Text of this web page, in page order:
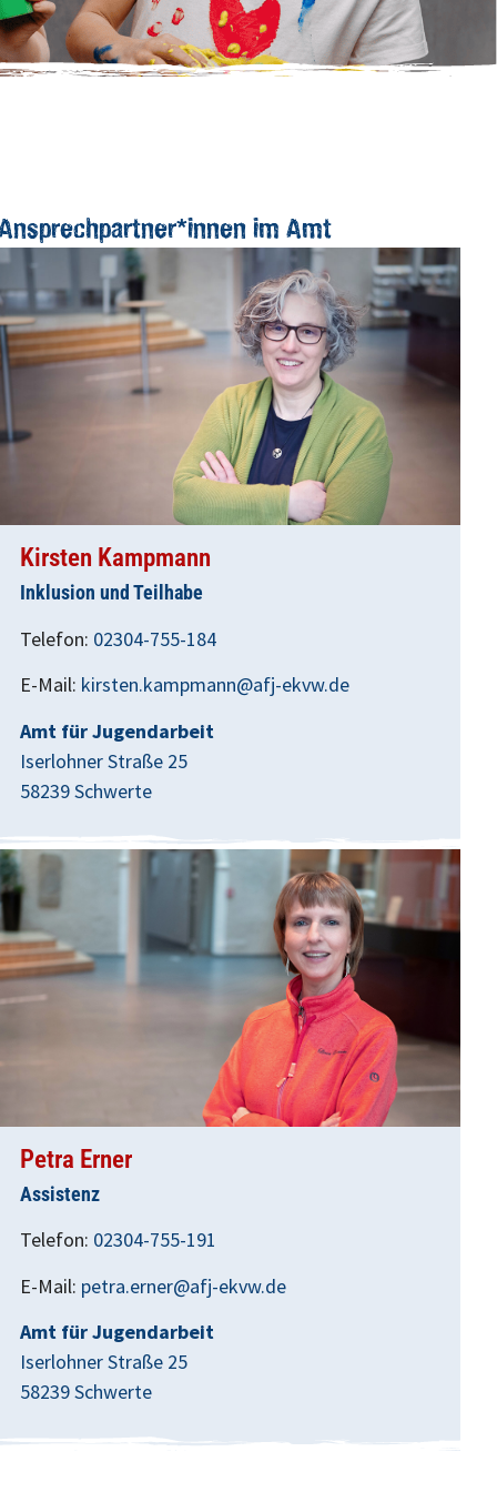
im Amt
Kirsten Kampmann
Inklusion und Teilhabe
Telefon: 02304-755-184
E-Mail: kirsten.kampmann@afj-ekvw.de
Amt für Jugendarbeit
Iserlohner Straße 25
58239 Schwerte
Petra Erner
Assistenz
Telefon: 02304-755-191
E-Mail: petra.erner@afj-ekvw.de
Amt für Jugendarbeit
Iserlohner Straße 25
58239 Schwerte